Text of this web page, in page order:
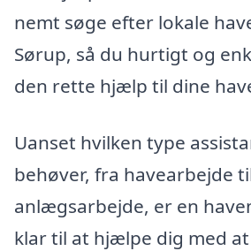
nemt søge efter lokale
Sørup, så du hurtigt og
den rette hjælp til dine
Uanset hvilken type
behøver, fra havearbejde
anlægsarbejde, er en
klar til at hjælpe dig med